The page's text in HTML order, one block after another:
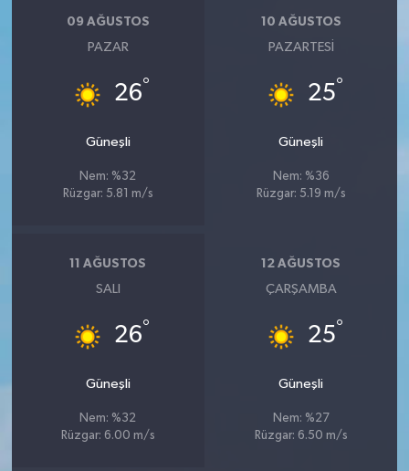
09 AĞUSTOS
PAZAR
26°
Güneşli
Nem: %32
Rüzgar: 5.81 m/s
10 AĞUSTOS
PAZARTESI
25°
Güneşli
Nem: %36
Rüzgar: 5.19 m/s
11 AĞUSTOS
SALI
26°
Güneşli
Nem: %32
Rüzgar: 6.00 m/s
12 AĞUSTOS
ÇARŞAMBA
25°
Güneşli
Nem: %27
Rüzgar: 6.50 m/s